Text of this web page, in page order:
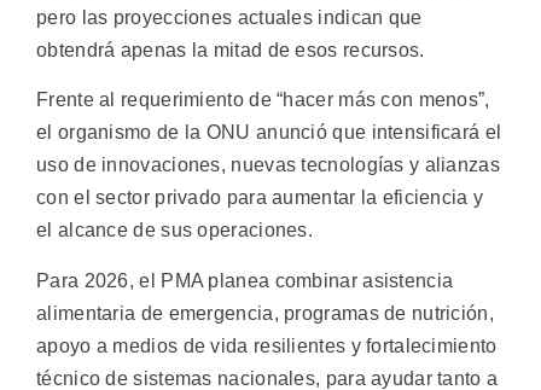
pero las proyecciones actuales indican que
obtendrá apenas la mitad de esos recursos.
Frente al requerimiento de “hacer más con menos”,
el organismo de la ONU anunció que intensificará el
uso de innovaciones, nuevas tecnologías y alianzas
con el sector privado para aumentar la eficiencia y
el alcance de sus operaciones.
Para 2026, el PMA planea combinar asistencia
alimentaria de emergencia, programas de nutrición,
apoyo a medios de vida resilientes y fortalecimiento
técnico de sistemas nacionales, para ayudar tanto a